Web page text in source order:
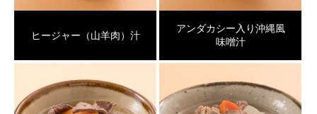
ヒージャー（山羊肉）汁
アンダカシー入り沖縄風
味噌汁